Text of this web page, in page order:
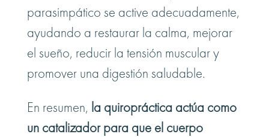
parasimpático se active adecuadamente,
ayudando a restaurar la calma, mejorar
el sueño, reducir la tensión muscular y
promover una digestión saludable.
En resumen, la quiropráctica actúa como
un catalizador para que el cuerpo